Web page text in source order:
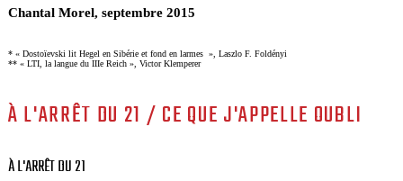
Chantal Morel, septembre 2015
* « Dostoïevski lit Hegel en Sibérie et fond en larmes », Laszlo F. Foldényi
** « LTI, la langue du IIIe Reich », Victor Klemperer
À L'ARRÊT DU 21 / CE QUE J'APPELLE OUBLI
À L'ARRÊT DU 21